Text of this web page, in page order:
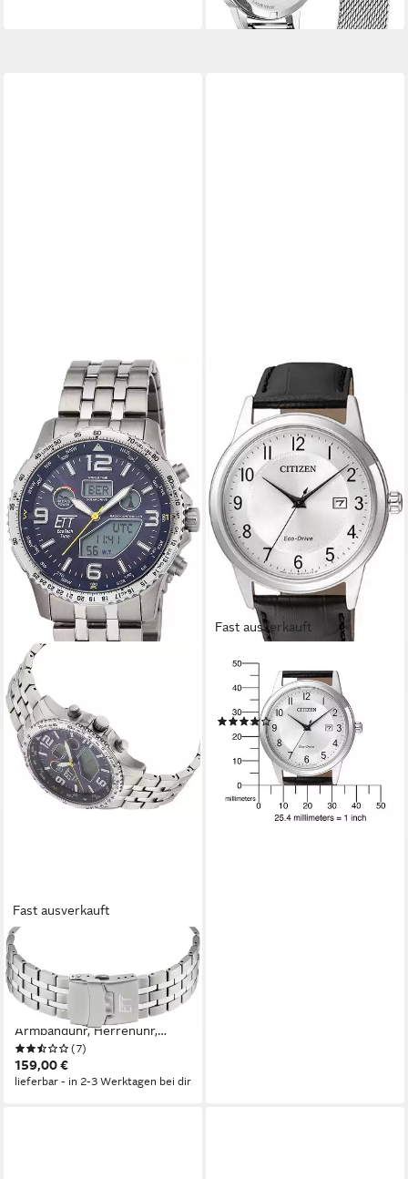
Fast ausverkauft
ETT
Funkchronograph
Professional World Timer
EGT-11575-31M,
Armbanduhr, Herrenuhr,
Solar, Titan, Datum,
Stoppfunktion
(7)
159,00 €
lieferbar - in 2-3 Werktagen bei dir
Fast ausverkauft
CITIZEN
Solaruhr AW1231-07A,
Armbanduhr, Herrenuhr
(3)
119,00 €
lieferbar - in 2-3 Werktagen bei dir